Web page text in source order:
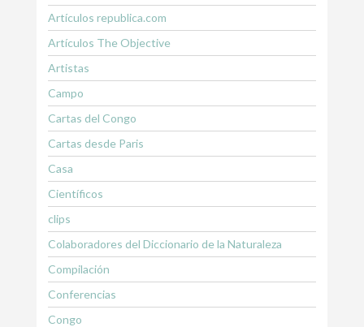
Artículos republica.com
Artículos The Objective
Artistas
Campo
Cartas del Congo
Cartas desde Paris
Casa
Científicos
clips
Colaboradores del Diccionario de la Naturaleza
Compilación
Conferencias
Congo